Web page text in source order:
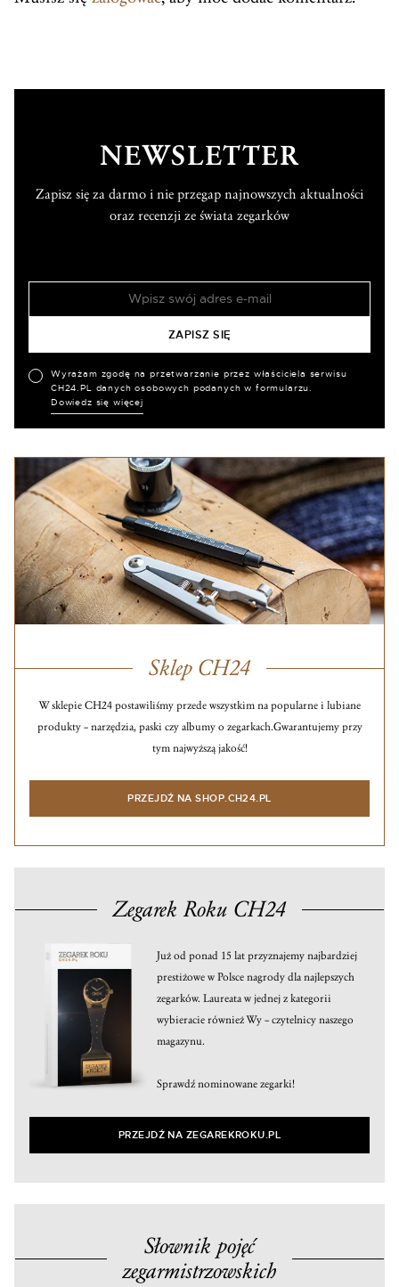
NEWSLETTER
Zapisz się za darmo i nie przegap najnowszych aktualności
oraz recenzji ze świata zegarków
Wyrażam zgodę na przetwarzanie przez właściciela serwisu
CH24.PL danych osobowych podanych w formularzu.
Dowiedz się więcej
Sklep CH24
W sklepie CH24 postawiliśmy przede wszystkim na popularne i lubiane
produkty – narzędzia, paski czy albumy o zegarkach.Gwarantujemy przy
tym najwyższą jakość!
PRZEJDŹ NA SHOP.CH24.PL
Zegarek Roku CH24
Już od ponad 15 lat przyznajemy najbardziej
prestiżowe w Polsce nagrody dla najlepszych
zegarków. Laureata w jednej z kategorii
wybieracie również Wy – czytelnicy naszego
magazynu.
Sprawdź nominowane zegarki!
PRZEJDŹ NA ZEGAREKROKU.PL
Słownik pojęć
zegarmistrzowskich